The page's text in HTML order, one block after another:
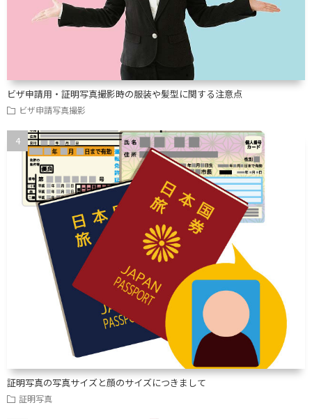
ビザ申請用・証明写真撮影時の服装や髪型に関する注意点
ビザ申請写真撮影
証明写真の写真サイズと顔のサイズにつきまして
証明写真